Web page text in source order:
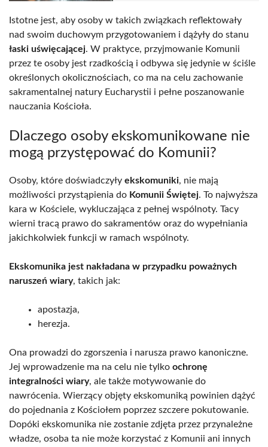
Istotne jest, aby osoby w takich związkach reflektowały
nad swoim duchowym przygotowaniem i dążyły do stanu
łaski uświęcającej. W praktyce, przyjmowanie Komunii
przez te osoby jest rzadkością i odbywa się jedynie w ściśle
określonych okolicznościach, co ma na celu zachowanie
sakramentalnej natury Eucharystii i pełne poszanowanie
nauczania Kościoła.
Dlaczego osoby ekskomunikowane nie
mogą przystępować do Komunii?
Osoby, które doświadczyły ekskomuniki, nie mają
możliwości przystąpienia do Komunii Świętej. To najwyższa
kara w Kościele, wykluczająca z pełnej wspólnoty. Tacy
wierni tracą prawo do sakramentów oraz do wypełniania
jakichkolwiek funkcji w ramach wspólnoty.
Ekskomunika jest nakładana w przypadku poważnych
naruszeń wiary, takich jak:
apostazja,
herezja.
Ona prowadzi do zgorszenia i narusza prawo kanoniczne.
Jej wprowadzenie ma na celu nie tylko ochronę
integralności wiary, ale także motywowanie do
nawrócenia. Wierzący objęty ekskomuniką powinien dążyć
do pojednania z Kościołem poprzez szczere pokutowanie.
Dopóki ekskomunika nie zostanie zdjęta przez przynależne
władze, osoba ta nie może korzystać z Komunii ani innych